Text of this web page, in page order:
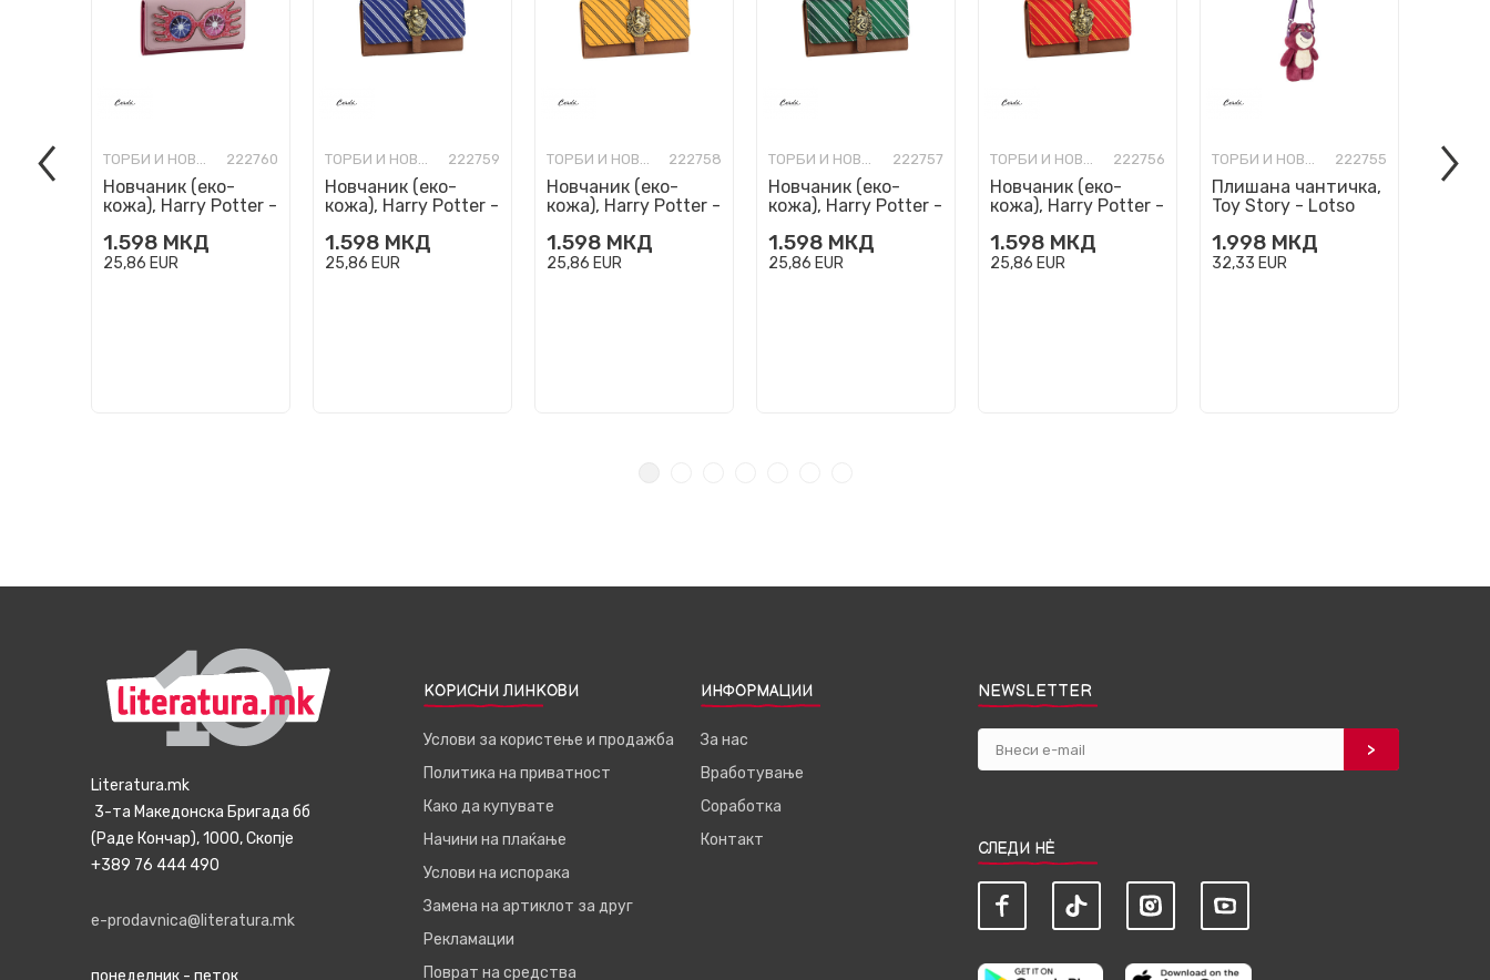
ТОРБИ И НОВЧАНИЦИ МОДНИ 222760
Новчаник (еко-
кожа), Harry Potter -
1.598 МКД
25,86 EUR
ТОРБИ И НОВЧАНИЦИ МОДНИ 222759
Новчаник (еко-
кожа), Harry Potter -
1.598 МКД
25,86 EUR
ТОРБИ И НОВЧАНИЦИ МОДНИ 222758
Новчаник (еко-
кожа), Harry Potter -
1.598 МКД
25,86 EUR
ТОРБИ И НОВЧАНИЦИ МОДНИ 222757
Новчаник (еко-
кожа), Harry Potter -
1.598 МКД
25,86 EUR
ТОРБИ И НОВЧАНИЦИ МОДНИ 222756
Новчаник (еко-
кожа), Harry Potter -
1.598 МКД
25,86 EUR
ТОРБИ И НОВЧАНИЦИ МОДНИ 222755
Плишана чантичка,
Toy Story - Lotso
1.998 МКД
32,33 EUR
Literatura.mk
3-та Македонска Бригада бб
(Раде Кончар), 1000, Скопје
+389 76 444 490
e-prodavnica@literatura.mk
понеделник - петок
КОРИСНИ ЛИНКОВИ
Услови за користење и продажба
Политика на приватност
Како да купувате
Начини на плаќање
Услови на испорака
Замена на артиклот за друг
Рекламации
Поврат на средства
ИНФОРМАЦИИ
За нас
Вработување
Соработка
Контакт
NEWSLETTER
СЛЕДИ НЀ